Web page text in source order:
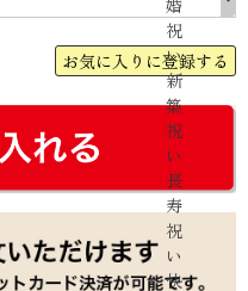
婚
祝
い
新
築
祝
い
長
寿
祝
い
快
お気に入りに登録する